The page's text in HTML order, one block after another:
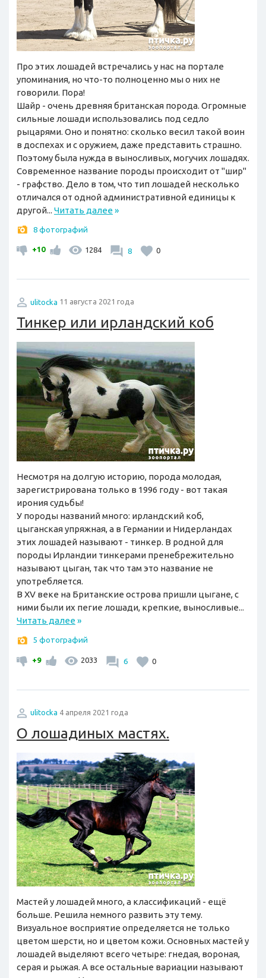
Про этих лошадей встречались у нас на портале
упоминания, но что-то полноценно мы о них не
говорили. Пора!
Шайр - очень древняя британская порода. Огромные
сильные лошади использовались под седло
рыцарями. Оно и понятно: сколько весил такой воин
в доспехах и с оружием, даже представить страшно.
Поэтому была нужда в выносливых, могучих лошадях.
Современное название породы происходит от "шир"
- графство. Дело в том, что тип лошадей несколько
отличался от одной административной единицы к
другой... Читать далее»
8 фотографий
+10 1284 8 0
ulitocka 11 августа 2021 года
Тинкер или ирландский коб
Несмотря на долгую историю, порода молодая,
зарегистрирована только в 1996 году - вот такая
ирония судьбы!
У породы названий много: ирландский коб,
цыганская упряжная, а в Германии и Нидерландах
этих лошадей называют - тинкер. В родной для
породы Ирландии тинкерами пренебрежительно
называют цыган, так что там это название не
употребляется.
В XV веке на Британские острова пришли цыгане, с
ними были их пегие лошади, крепкие, выносливые...
Читать далее»
5 фотографий
+9 2033 6 0
ulitocka 4 апреля 2021 года
О лошадиных мастях.
Мастей у лошадей много, а классификаций - ещё
больше. Решила немного развить эту тему.
Визуальное восприятие определяется не только
цветом шерсти, но и цветом кожи. Основных мастей у
лошадей выделяют всего четыре: гнедая, вороная,
серая и рыжая. А все остальные вариации называют